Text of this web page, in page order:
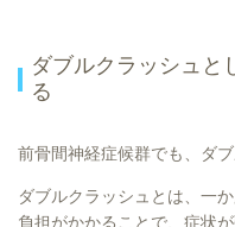
ダブルクラッシュと
る
前骨間神経症候群でも、ダ
ダブルクラッシュとは、一
負担がかかることで、症状